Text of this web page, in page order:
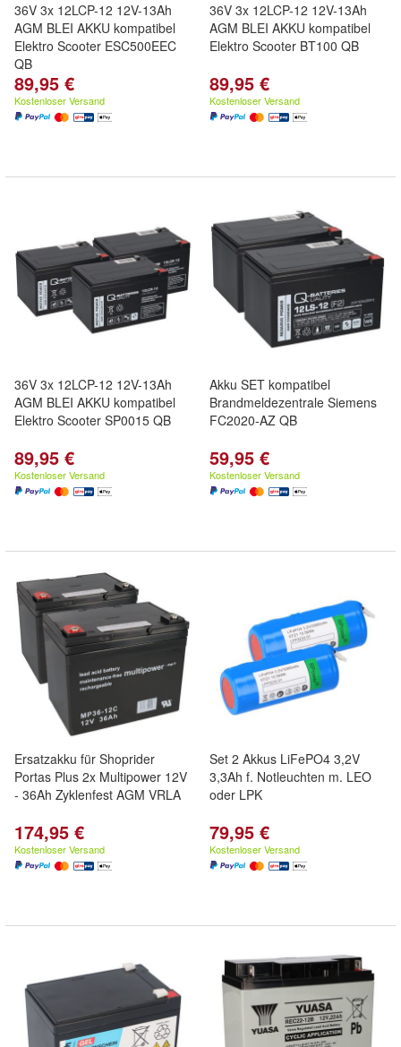
36V 3x 12LCP-12 12V-13Ah
AGM BLEI AKKU kompatibel
Elektro Scooter ESC500EEC
QB
89,95 €
Kostenloser Versand
36V 3x 12LCP-12 12V-13Ah
AGM BLEI AKKU kompatibel
Elektro Scooter BT100 QB
89,95 €
Kostenloser Versand
36V 3x 12LCP-12 12V-13Ah
AGM BLEI AKKU kompatibel
Elektro Scooter SP0015 QB
89,95 €
Kostenloser Versand
Akku SET kompatibel
Brandmeldezentrale Siemens
FC2020-AZ QB
59,95 €
Kostenloser Versand
Ersatzakku für Shoprider
Portas Plus 2x Multipower 12V
- 36Ah Zyklenfest AGM VRLA
174,95 €
Kostenloser Versand
Set 2 Akkus LiFePO4 3,2V
3,3Ah f. Notleuchten m. LEO
oder LPK
79,95 €
Kostenloser Versand